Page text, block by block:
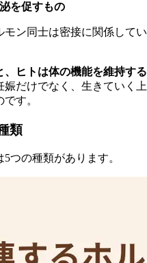
を促すもの
ン同士は密接に関係してい
ヒトは体の機能を維持する
娠だけでなく、生きていく上
です。
類
つの種類があります。